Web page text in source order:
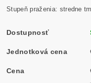
Stupeň praženia: stredne
Dostupnosť
Jednotková cena
Cena